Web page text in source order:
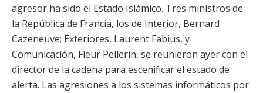
agresor ha sido el Estado Islámico. Tres ministros de
la República de Francia, los de Interior, Bernard
Cazeneuve; Exteriores, Laurent Fabius, y
Comunicación, Fleur Pellerin, se reunieron ayer con el
director de la cadena para escenificar el estado de
alerta. Las agresiones a los sistemas informáticos por